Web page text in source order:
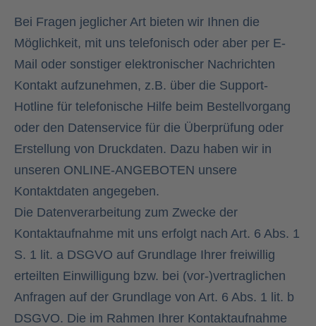
Bei Fragen jeglicher Art bieten wir Ihnen die
Möglichkeit, mit uns telefonisch oder aber per E-
Mail oder sonstiger elektronischer Nachrichten
Kontakt aufzunehmen, z.B. über die Support-
Hotline für telefonische Hilfe beim Bestellvorgang
oder den Datenservice für die Überprüfung oder
Erstellung von Druckdaten. Dazu haben wir in
unseren ONLINE-ANGEBOTEN unsere
Kontaktdaten angegeben.
Die Datenverarbeitung zum Zwecke der
Kontaktaufnahme mit uns erfolgt nach Art. 6 Abs. 1
S. 1 lit. a DSGVO auf Grundlage Ihrer freiwillig
erteilten Einwilligung bzw. bei (vor-)vertraglichen
Anfragen auf der Grundlage von Art. 6 Abs. 1 lit. b
DSGVO. Die im Rahmen Ihrer Kontaktaufnahme